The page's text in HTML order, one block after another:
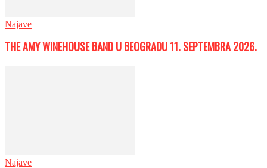
Najave
THE AMY WINEHOUSE BAND U BEOGRADU 11. SEPTEMBRA 2026.
Najave